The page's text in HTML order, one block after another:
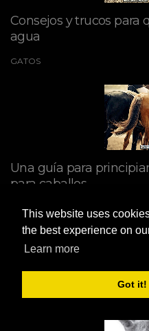
This website uses
the best experience on
Learn more
Got it!
Consejos y trucos para
agua
GATOS
Una guía para
para caballos
CABALLOS